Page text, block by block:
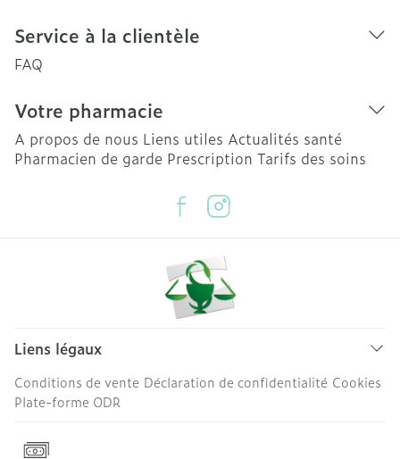
Service à la clientèle
FAQ
Votre pharmacie
A propos de nous Liens utiles Actualités santé
Pharmacien de garde Prescription Tarifs des soins
Liens légaux
Conditions de vente Déclaration de confidentialité Cookies
Plate-forme ODR